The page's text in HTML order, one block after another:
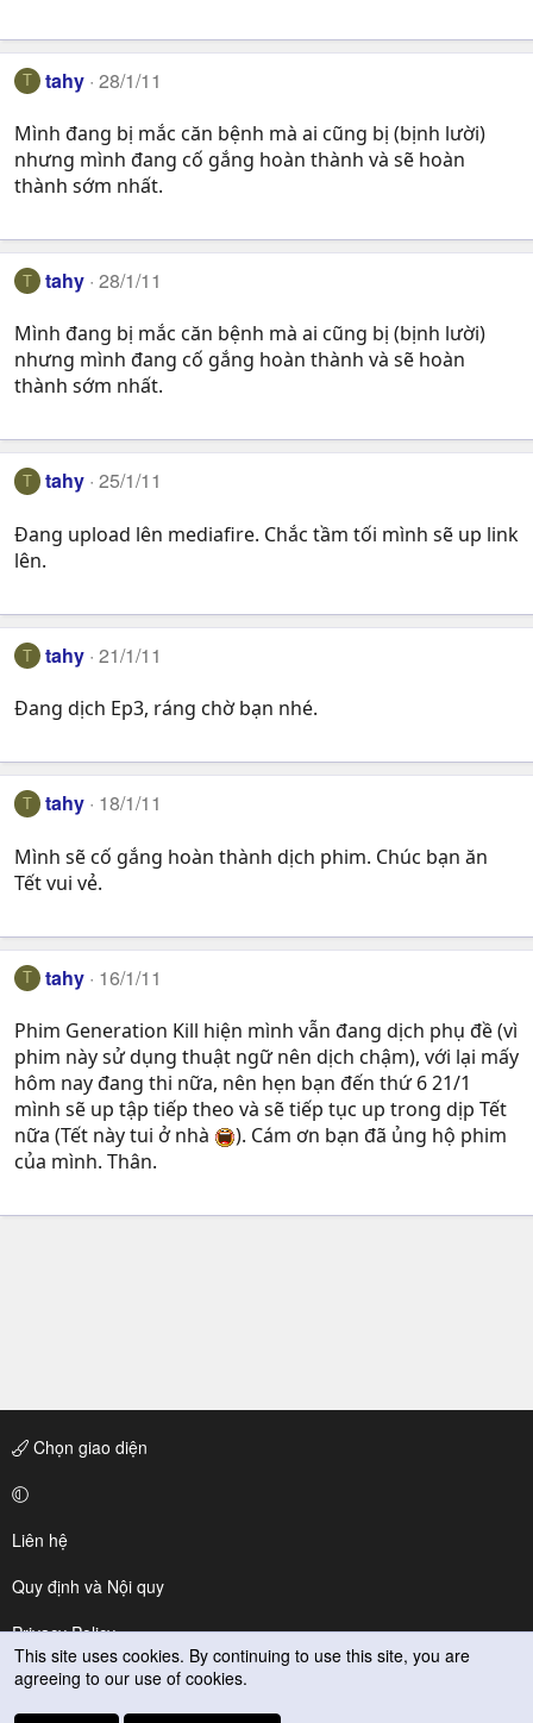
T tahy 28/1/11
Mình đang bị mắc căn bệnh mà ai cũng bị (bịnh lười)
nhưng mình đang cố gắng hoàn thành và sẽ hoàn
thành sớm nhất.
T tahy 28/1/11
Mình đang bị mắc căn bệnh mà ai cũng bị (bịnh lười)
nhưng mình đang cố gắng hoàn thành và sẽ hoàn
thành sớm nhất.
T tahy 25/1/11
Đang upload lên mediafire. Chắc tầm tối mình sẽ up link
lên.
T tahy 21/1/11
Đang dịch Ep3, ráng chờ bạn nhé.
T tahy 18/1/11
Mình sẽ cố gắng hoàn thành dịch phim. Chúc bạn ăn
Tết vui vẻ.
T tahy 16/1/11
Phim Generation Kill hiện mình vẫn đang dịch phụ đề (vì
phim này sử dụng thuật ngữ nên dịch chậm), với lại mấy
hôm nay đang thi nữa, nên hẹn bạn đến thứ 6 21/1
mình sẽ up tập tiếp theo và sẽ tiếp tục up trong dịp Tết
nữa (Tết này tui ở nhà
). Cám ơn bạn đã ủng hộ phim
của mình. Thân.
Chọn giao diện
Liên hệ
Quy định và Nội quy
Privacy Policy
Trợ giúp
This site uses cookies. By continuing to use this site, you are
agreeing to our use of cookies.